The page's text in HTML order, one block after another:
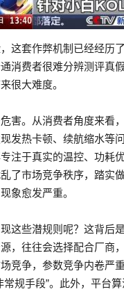
这套作弊机制已经经历
消费者很难分辨测评真
很大难度。
害。从消费者角度来看
发热卡顿、续航缩水等
注于真实的温控、功耗
了市场竞争秩序，踏实
象愈发严重。
这些潜规则呢？这背后
，往往会选择配合厂商
竞争，参数竞争内卷严
常规手段”。此外，平台